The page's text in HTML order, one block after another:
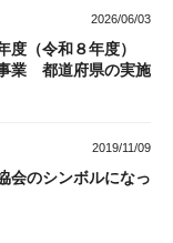
2026/06/03
度（令和８年度）
業 都道府県の実施
2019/11/09
会のシンボルになっ